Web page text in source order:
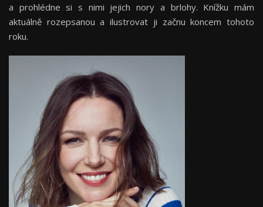
a prohlédne si s nimi jejich nory a brlohy. Knížku mám
aktuálně rozepsanou a ilustrovat ji začnu koncem tohoto
roku.